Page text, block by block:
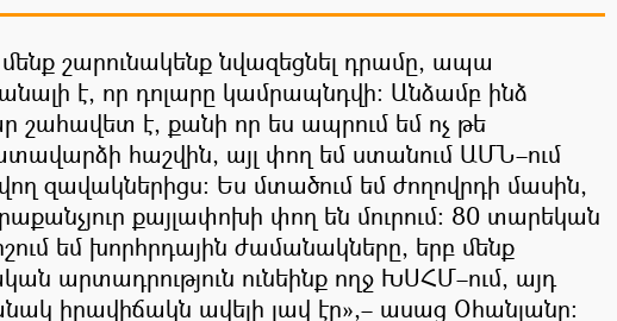
շարունակենք նվազեցնել դրամը, ապա
է, որ դոլարը կամրապնդվի։ Անձամբ ինձ
շահավետ է, քանի որ ես ապրում եմ ոչ թե
հաշվին, այլ փող եմ ստանում ԱՄՆ–ում
զավակներիցս։ Ես մտածում եմ ժողովրդի մասին,
քայլափոխի փող են մուրում։ 80 տարեկան
եմ խորհրդային ժամանակները, երբ մենք
արտադրություն ունեինք ողջ ԽՍՀՄ–ում, այդ
իրավիճակն ավելի լավ էր»,– ասաց Օհանյանը։